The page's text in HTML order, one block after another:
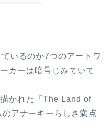
いるのか7つのアートワ
カーは暗号じみていて
かれた「The Land of
アナーキーらしさ満点